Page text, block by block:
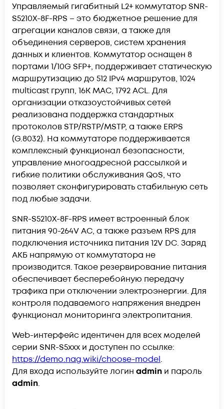
Управляемый гигабитный L2+ коммутатор SNR-
S5210X-8F-RPS – это бюджетное решение для
агрегации каналов связи, а также для
объединения серверов, систем хранения
данных и клиентов. Коммутатор оснащен 8
портами 1/10G SFP+, поддерживает статическую
маршрутизацию до 512 IPv4 маршрутов, 1024
multicast групп, 16K MAC, 1792 ACL. Для
организации отказоустойчивых сетей
реализована поддержка стандартных
протоколов STP/RSTP/MSTP, а также ERPS
(G.8032). На коммутаторе поддерживается
комплексный функционал безопасности,
управление многоадресной рассылкой и
гибкие политики обслуживания QoS, что
позволяет сконфигурировать стабильную сеть
под любые задачи.
SNR-S5210X-8F-RPS имеет встроенный блок
питания 90-264V AC, а также разъем RPS для
подключения источника питания 12V DC. Заряд
АКБ напрямую от коммутатора не
производится. Такое резервирование питания
обеспечивает бесперебойную передачу
трафика при отключении электроэнергии. Для
контроля подаваемого напряжения внедрен
функционал мониторинга электропитания.
Web-интерфейс идентичен для всех моделей
серии SNR-S5xxx и доступен по ссылке:
https://demo.nag.wiki/choose-model.
Для входа используйте логин admin и пароль
admin.